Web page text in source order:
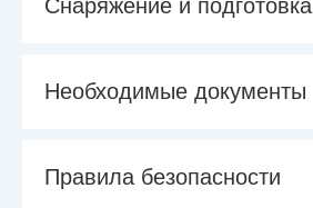
Снаряжение и подготовка
Необходимые документы
Правила безопасности